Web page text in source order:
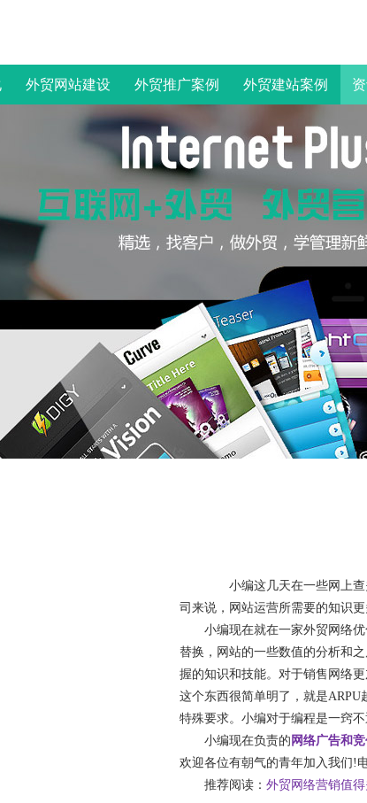
外贸网站建设 外贸推广案例 外贸建站案例
小编这几天在一些网上查
司来说，网站运营所需要的知识更
小编现在就在一家外贸网络优
替换，网站的一些数值的分析和
握的知识和技能。对于销售网络
这个东西很简单明了，就是
特殊要求。小编对于编程是一窍
小编现在负责的 网络广告和
欢迎各位有朝气的青年加入我们!
推荐阅读： 外贸网络营销值